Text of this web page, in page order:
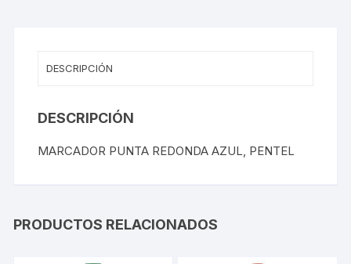
DESCRIPCIÓN
DESCRIPCIÓN
MARCADOR PUNTA REDONDA AZUL, PENTEL
PRODUCTOS RELACIONADOS